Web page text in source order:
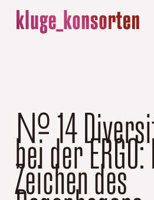
№ 14
bei der
Zeichen des